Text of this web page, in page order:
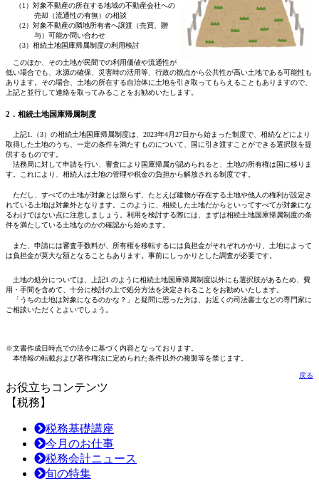
（1）対象不動産の所在する地域の不動産会社への
売却（流通性の有無）の相談
（2）対象不動産の隣地所有者へ譲渡（売買、贈
与）可能か問い合わせ
（3）相続土地国庫帰属制度の利用検討
このほか、その土地が民間での利用価値や流通性が
低い場合でも、水源の確保、災害時の活用等、行政の観点から公共性が高い土地である可能性も
あります。その場合、土地の所在する自治体に土地を引き取ってもらえることもありますので、
上記と並行して連絡を取ってみることをお勧めいたします。
2．相続土地国庫帰属制度
上記1.（3）の相続土地国庫帰属制度は、2023年4月27日から始まった制度で、相続などにより
取得した土地のうち、一定の条件を満たすものについて、国に引き渡すことができる選択肢を提
供するものです。
法務局に対して申請を行い、審査により国庫帰属が認められると、土地の所有権は国に移りま
す。これにより、相続人は土地の管理や税金の負担から解放される制度です。
ただし、すべての土地が対象とは限らず、たとえば建物が存在する土地や他人の権利が設定さ
れている土地は対象外となります。このように、相続した土地だからといってすべてが対象にな
るわけではない点に注意しましょう。利用を検討する際には、まずは相続土地国庫帰属制度の条
件を満たしている土地なのかの確認から始めます。
また、申請には審査手数料が、所有権を移転するには負担金がそれぞれかかり、土地によって
は負担金が莫大な額となることもあります。事前にしっかりとした調査が必要です。
土地の処分については、上記1.のように相続土地国庫帰属制度以外にも選択肢があるため、費
用・手間を含めて、十分に検討の上で処分方法を決定されることをお勧めいたします。
「うちの土地は対象になるのかな？」と疑問に思った方は、お近くの司法書士などの専門家に
ご相談いただくとよいでしょう。
※文書作成日時点での法令に基づく内容となっております。
本情報の転載および著作権法に定められた条件以外の複製等を禁じます。
戻る
お役立ちコンテンツ
【税務】
税務基礎講座
今月のお仕事
税務会計ニュース
旬の特集